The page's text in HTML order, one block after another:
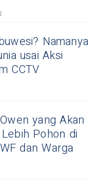
Namanya
usai Aksi
CCTV
yang Akan
Pohon di
dan Warga